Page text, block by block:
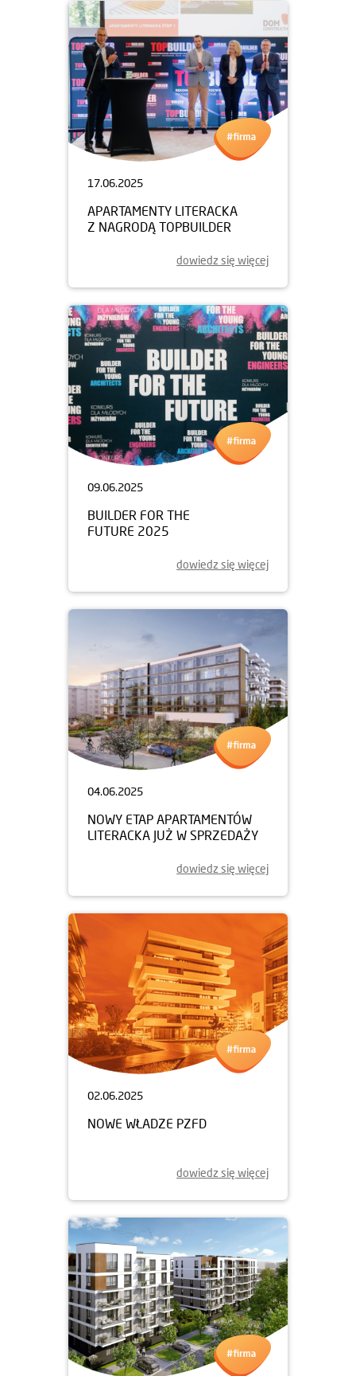
17.06.2025
APARTAMENTY LITERACKA
Z NAGRODĄ TOPBUILDER
dowiedz się więcej
09.06.2025
BUILDER FOR THE
FUTURE 2025
dowiedz się więcej
04.06.2025
NOWY ETAP APARTAMENTÓW
LITERACKA JUŻ W SPRZEDAŻY
dowiedz się więcej
02.06.2025
NOWE WŁADZE PZFD
dowiedz się więcej